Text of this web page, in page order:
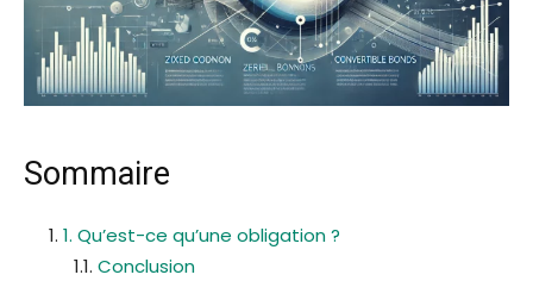
Sommaire
1. Qu’est-ce qu’une obligation ?
Conclusion